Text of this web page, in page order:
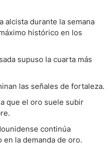
alcista durante la semana
histórico en los
supuso la cuarta más
las señales de fortaleza.
que el oro suele subir
continúa
la demanda de oro.